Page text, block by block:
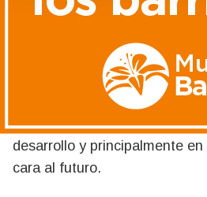
Río Negro
energía deje
La Provincia convierte la
desarrollo y principalmente
cara al futuro.